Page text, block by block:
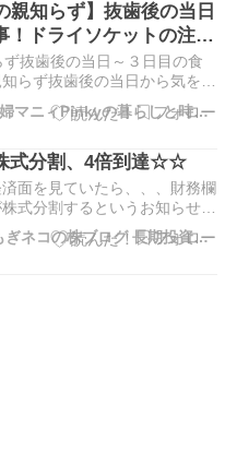
親知らず】抜歯後の当日
！ドライソケットの注意
抜歯後の当日～３日目の食
らず抜歯後の当日から気を付
ソケットです。これになる
変な目に合うそうです。当日
マニィPinkyの暮らしと時々、投資♪
式分割、4倍到達☆☆
面を見ていたら、、、財務欄
式分割するというお知らせ
10月1日分割後の保有株数、
分割後の取得株価、1099円
ネコの株ブログ 長期投資x高配当株x株主優待